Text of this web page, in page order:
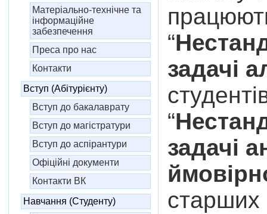
Матеріально-технічне та
інформаційне
забезпечення
Преса про нас
Контакти
Вступ (Абітурієнту)
Вступ до бакалаврату
Вступ до магістратури
Вступ до аспірантури
Офіційні документи
Контакти ВК
Навчання (Студенту)
“
задачі
“
задачі
старших